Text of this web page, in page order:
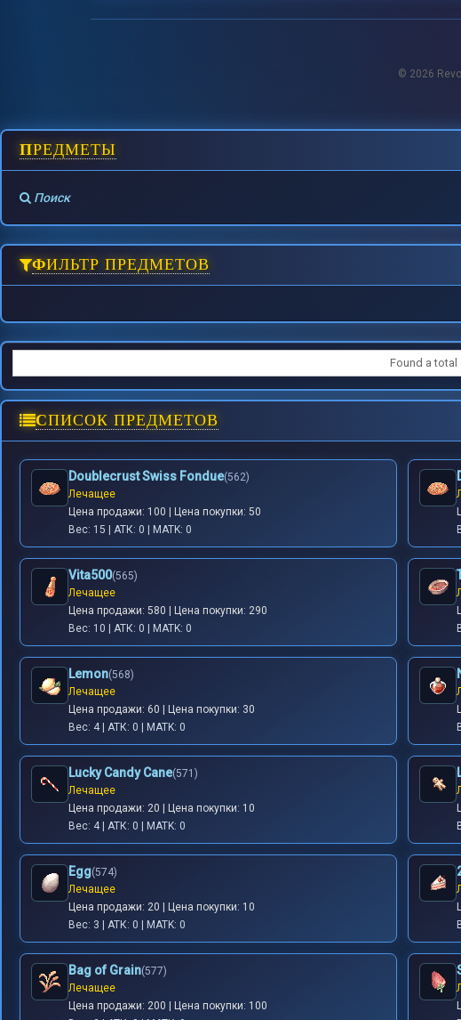
© 2026
ПРЕДМЕТЫ
Поиск
ФИЛЬТР ПРЕДМЕТОВ
Found a total
СПИСОК ПРЕДМЕТОВ
Doublecrust Swiss Fondue(562)
Лечащее
Цена продажи: 100 | Цена покупки: 50
Вес: 15 | АТК: 0 | MATK: 0
Vita500(565)
Лечащее
Цена продажи: 580 | Цена покупки: 290
Вес: 10 | АТК: 0 | MATK: 0
Lemon(568)
Лечащее
Цена продажи: 60 | Цена покупки: 30
Вес: 4 | АТК: 0 | MATK: 0
Lucky Candy Cane(571)
Лечащее
Цена продажи: 20 | Цена покупки: 10
Вес: 4 | АТК: 0 | MATK: 0
Egg(574)
Лечащее
Цена продажи: 20 | Цена покупки: 10
Вес: 3 | АТК: 0 | MATK: 0
Bag of Grain(577)
Лечащее
Цена продажи: 200 | Цена покупки: 100